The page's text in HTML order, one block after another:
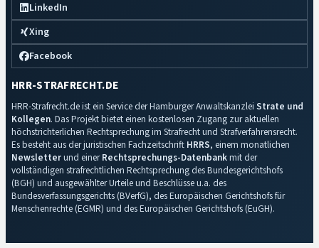
LinkedIn
Xing
Facebook
HRR-STRAFRECHT.DE
HRR-Strafrecht.de ist ein Service der Hamburger Anwaltskanzlei Strate und
Kollegen. Das Projekt bietet einen kostenlosen Zugang zur aktuellen
höchstrichterlichen Rechtsprechung im Strafrecht und Strafverfahrensrecht.
Es besteht aus der juristischen Fachzeitschrift HRRS, einem monatlichen
Newsletterund einerRechtsprechungs-Datenbankmit der
vollständigen strafrechtlichen Rechtsprechung des Bundesgerichtshofs
(BGH) und ausgewählter Urteile und Beschlüsse u.a. des
Bundesverfassungsgerichts (BVerfG), des Europäischen Gerichtshofs für
Menschenrechte (EGMR) und des Europäischen Gerichtshofs (EuGH).